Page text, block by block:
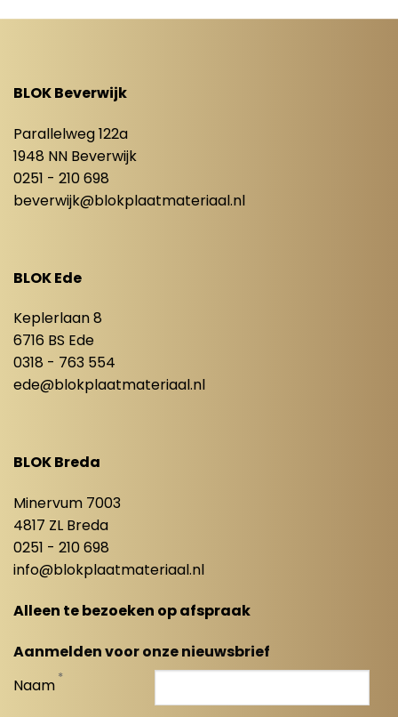
BLOK Beverwijk
Parallelweg 122a
1948 NN Beverwijk
0251 - 210 698
beverwijk@blokplaatmateriaal.nl
BLOK Ede
Keplerlaan 8
6716 BS Ede
0318 - 763 554
ede@blokplaatmateriaal.nl
BLOK Breda
Minervum 7003
4817 ZL Breda
0251 - 210 698
info@blokplaatmateriaal.nl
Alleen te bezoeken op afspraak
Aanmelden voor onze nieuwsbrief
Naam *